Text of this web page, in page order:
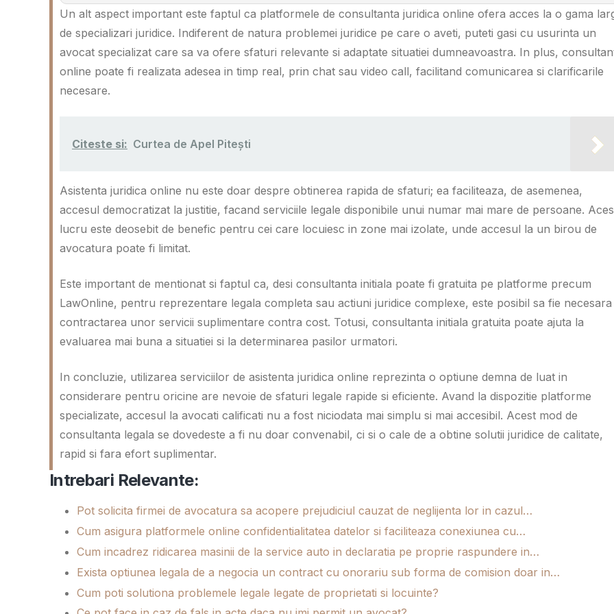
Un alt aspect important este faptul ca platformele de consultanta juridica online ofera acces la o gama
de specializari juridice. Indiferent de natura problemei juridice pe care o aveti, puteti gasi cu usurinta un
avocat specializat care sa va ofere sfaturi relevante si adaptate situatiei dumneavoastra. In plus,
online poate fi realizata adesea in timp real, prin chat sau video call, facilitand comunicarea si clarificarile
necesare.
Citeste si: Curtea de Apel Pitești
Asistenta juridica online nu este doar despre obtinerea rapida de sfaturi; ea faciliteaza, de asemenea,
accesul democratizat la justitie, facand serviciile legale disponibile unui numar mai mare de persoane.
lucru este deosebit de benefic pentru cei care locuiesc in zone mai izolate, unde accesul la un birou de
avocatura poate fi limitat.
Este important de mentionat si faptul ca, desi consultanta initiala poate fi gratuita pe platforme precum
LawOnline, pentru reprezentare legala completa sau actiuni juridice complexe, este posibil sa fie necesara
contractarea unor servicii suplimentare contra cost. Totusi, consultanta initiala gratuita poate ajuta la
evaluarea mai buna a situatiei si la determinarea pasilor urmatori.
In concluzie, utilizarea serviciilor de asistenta juridica online reprezinta o optiune demna de luat in
considerare pentru oricine are nevoie de sfaturi legale rapide si eficiente. Avand la dispozitie platforme
specializate, accesul la avocati calificati nu a fost niciodata mai simplu si mai accesibil. Acest mod de
consultanta legala se dovedeste a fi nu doar convenabil, ci si o cale de a obtine solutii juridice de calitate,
rapid si fara efort suplimentar.
Intrebari Relevante:
Pot solicita firmei de avocatura sa acopere prejudiciul cauzat de neglijenta lor in cazul…
Cum asigura platformele online confidentialitatea datelor si faciliteaza conexiunea cu…
Cum incadrez ridicarea masinii de la service auto in declaratia pe proprie raspundere in…
Exista optiunea legala de a negocia un contract cu onorariu sub forma de comision doar in…
Cum poti solutiona problemele legale legate de proprietati si locuinte?